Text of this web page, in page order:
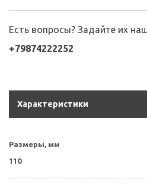
Есть вопросы? Задайте их
+79874222252
Характеристики
Размеры, мм
110